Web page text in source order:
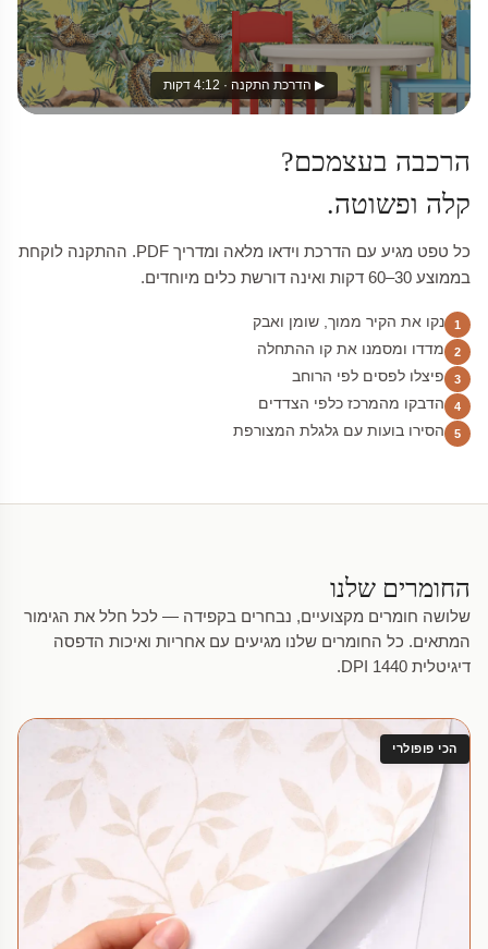
▶ הדרכת התקנה · 4:12 דקות
הרכבה בעצמכם?
קלה ופשוטה.
כל טפט מגיע עם הדרכת וידאו מלאה ומדריך PDF. ההתקנה לוקחת
בממוצע 30–60 דקות ואינה דורשת כלים מיוחדים.
1 נקו את הקיר ממוך, שומן ואבק
2 מדדו ומסמנו את קו ההתחלה
3 פיצלו לפסים לפי הרוחב
4 הדבקו מהמרכז כלפי הצדדים
5 הסירו בועות עם גלגלת המצורפת
החומרים שלנו
שלושה חומרים מקצועיים, נבחרים בקפידה — לכל חלל את הגימור
המתאים. כל החומרים שלנו מגיעים עם אחריות ואיכות הדפסה
דיגיטלית 1440 DPI.
הכי פופולרי